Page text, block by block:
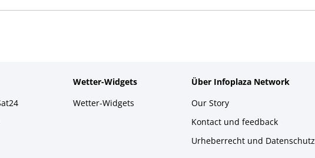
Wetter-Widgets
Wetter-Widgets
Über Infoplaza Network
Our Story
Kontact und feedback
Urheberrecht und Datenschutz